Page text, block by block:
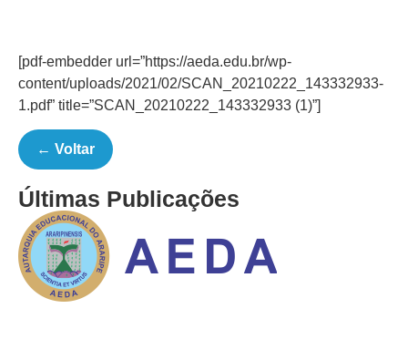
[pdf-embedder url=”https://aeda.edu.br/wp-
content/uploads/2021/02/SCAN_20210222_143332933-
1.pdf” title=”SCAN_20210222_143332933 (1)”]
← Voltar
Últimas Publicações